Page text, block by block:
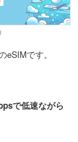
です。
で低速ながら